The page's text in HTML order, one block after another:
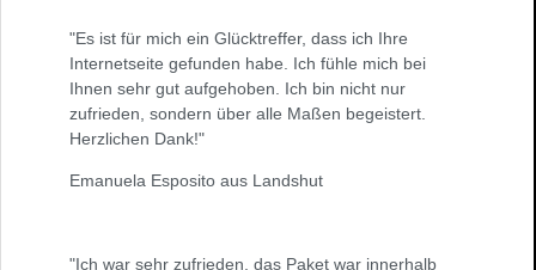
"Es ist für mich ein Glücktreffer, dass ich Ihre
Internetseite gefunden habe. Ich fühle mich bei
Ihnen sehr gut aufgehoben. Ich bin nicht nur
zufrieden, sondern über alle Maßen begeistert.
Herzlichen Dank!"
Emanuela Esposito aus Landshut
"Ich war sehr zufrieden, das Paket war innerhalb